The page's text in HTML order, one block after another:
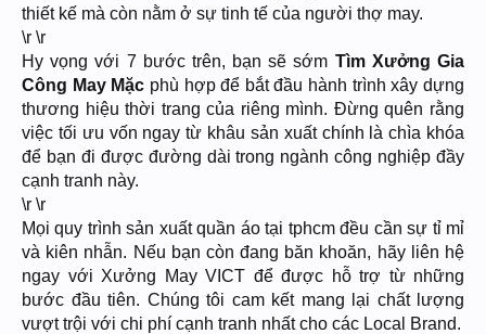
thiết kế mà còn nằm ở sự tinh tế của người thợ may.
\r \r
Hy vọng với 7 bước trên, bạn sẽ sớm Tìm Xưởng Gia
Công May Mặc phù hợp để bắt đầu hành trình xây dựng
thương hiệu thời trang của riêng mình. Đừng quên rằng
việc tối ưu vốn ngay từ khâu sản xuất chính là chìa khóa
để bạn đi được đường dài trong ngành công nghiệp đầy
cạnh tranh này.
\r \r
Mọi quy trình sản xuất quần áo tại tphcm đều cần sự tỉ mỉ
và kiên nhẫn. Nếu bạn còn đang băn khoăn, hãy liên hệ
ngay với Xưởng May VICT để được hỗ trợ từ những
bước đầu tiên. Chúng tôi cam kết mang lại chất lượng
vượt trội với chi phí cạnh tranh nhất cho các Local Brand.